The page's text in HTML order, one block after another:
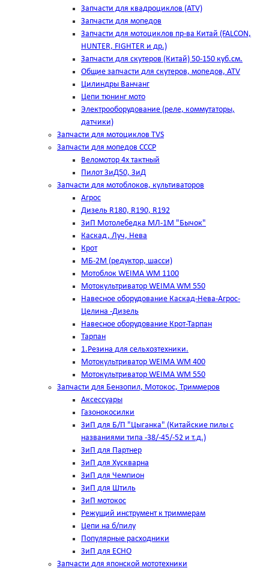
Запчасти для квадроциклов (ATV)
Запчасти для мопедов
Запчасти для мотоциклов пр-ва Китай (FALCON,
HUNTER, FIGHTER и др.)
Запчасти для скутеров (Китай) 50-150 куб.см.
Общие запчасти для скутеров, мопедов, ATV
Цилиндры Ванчанг
Цепи тюнинг мото
Электрооборудование (реле, коммутаторы,
датчики)
Запчасти для мотоциклов TVS
Запчасти для мопедов СССР
Веломотор 4х тактный
Пилот ЗиД50, ЗиД
Запчасти для мотоблоков, культиваторов
Агрос
Дизель R180, R190, R192
ЗиП Мотолебедка МЛ-1М "Бычок"
Каскад, Луч, Нева
Крот
МБ-2М (редуктор, шасси)
Мотоблок WEIMA WM 1100
Мотокультриватор WEIMA WM 550
Навесное оборудование Каскад-Нева-Агрос-
Целина -Дизель
Навесное оборудование Крот-Тарпан
Тарпан
1.Резина для сельхозтехники.
Мотокультриватор WEIMA WM 400
Мотокультриватор WEIMA WM 550
Запчасти для Бензопил, Мотокос, Триммеров
Аксессуары
Газонокосилки
ЗиП для Б/П "Цыганка" (Китайские пилы с
названиями типа -38/-45/-52 и т.д.)
ЗиП для Партнер
ЗиП для Хускварна
ЗиП для Чемпион
ЗиП для Штиль
ЗиП мотокос
Режущий инструмент к триммерам
Цепи на б/пилу
Популярные расходники
ЗиП для ЕСНО
Запчасти для японской мототехники